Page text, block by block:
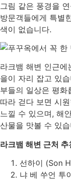
그림 같은 풍경을
방문객들에게 특별
색이 없습니다.
라크뱀 해변 인근
을이 자리 잡고 있
부들의 일상은 평화
따라 걷다 보면 시
느낄 수 있으며, 해
산물을 맛볼 수 있
라크뱀 해변 근처
선하이 (Son
냐 베 쑤언 투